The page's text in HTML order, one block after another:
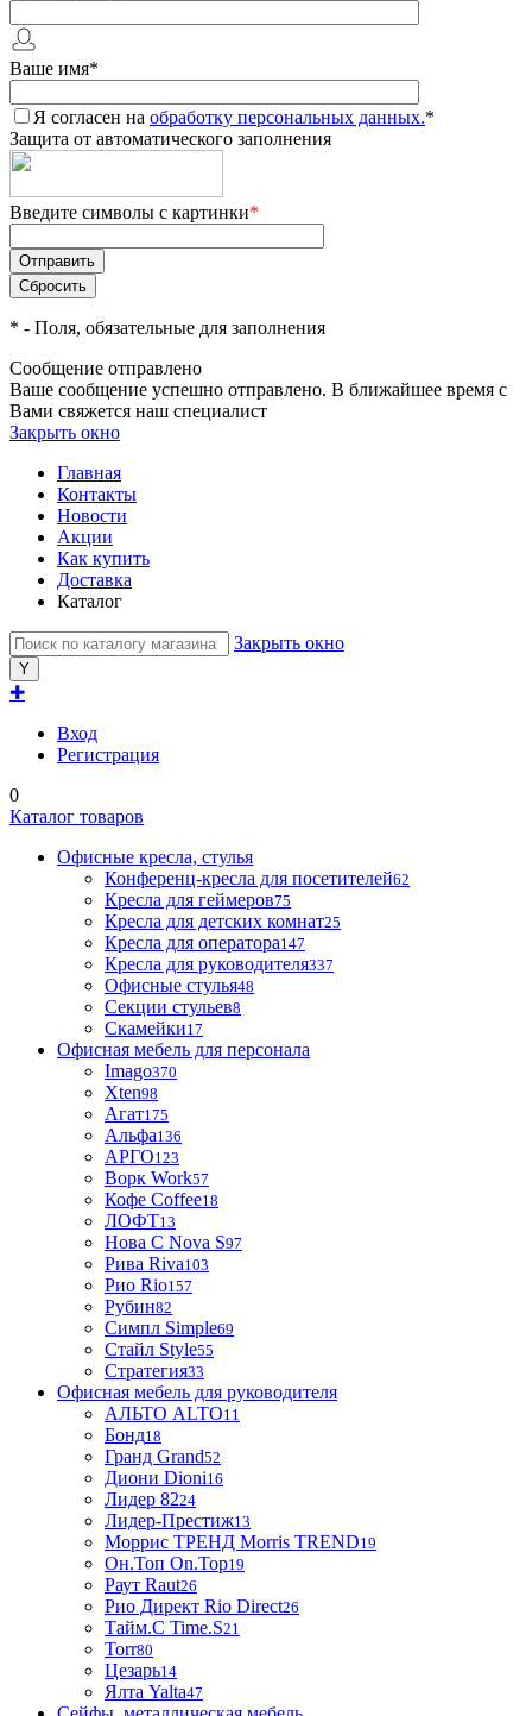
Ваше имя*
Я согласен на обработку персональных данных.*
Защита от автоматического заполнения
Введите символы с картинки*
* - Поля, обязательные для заполнения
Сообщение отправлено
Ваше сообщение успешно отправлено. В ближайшее время с
Вами свяжется наш специалист
Закрыть окно
Главная
Контакты
Новости
Акции
Как купить
Доставка
Каталог
Закрыть окно
✚
Вход
Регистрация
0
Каталог товаров
Офисные кресла, стулья
Конференц-кресла для посетителей62
Кресла для геймеров75
Кресла для детских комнат25
Кресла для оператора147
Кресла для руководителя337
Офисные стулья48
Секции стульев8
Скамейки17
Офисная мебель для персонала
Imago370
Xten98
Агат175
Альфа136
АРГО123
Ворк Work57
Кофе Coffee18
ЛОФТ13
Нова С Nova S97
Рива Riva103
Рио Rio157
Рубин82
Симпл Simple69
Стайл Style55
Стратегия33
Офисная мебель для руководителя
АЛЬТО ALTO11
Бонд18
Гранд Grand52
Диони Dioni16
Лидер 8224
Лидер-Престиж13
Моррис ТРЕНД Morris TREND19
Он.Топ On.Top19
Раут Raut26
Рио Директ Rio Direct26
Тайм.С Time.S21
Torr80
Цезарь14
Ялта Yalta47